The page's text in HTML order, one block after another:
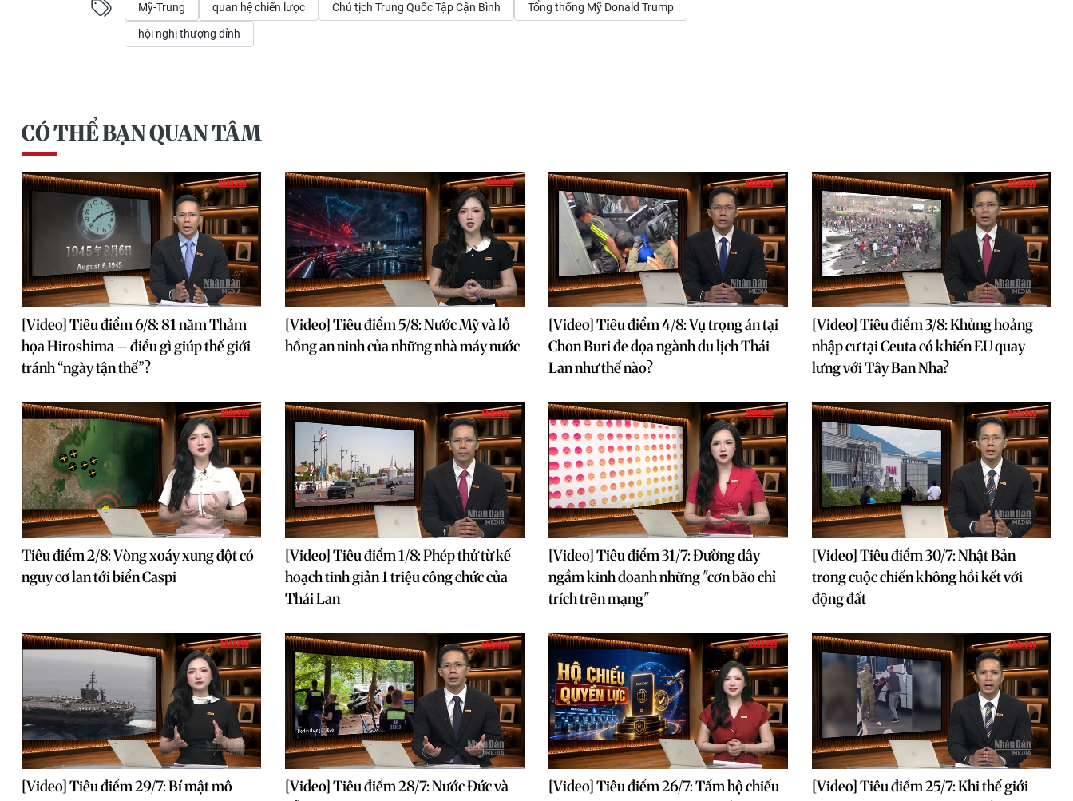
Mỹ-Trung quan hệ chiến lược Chủ tịch Trung Quốc Tập Cận Bình Tổng thống Mỹ Donald Trump
hội nghị thượng đỉnh
CÓ THỂ BẠN QUAN TÂM
[Video] Tiêu điểm 6/8: 81 năm Thảm
họa Hiroshima – điều gì giúp thế giới
tránh “ngày tận thế”?
[Video] Tiêu điểm 5/8: Nước Mỹ và lỗ
hổng an ninh của những nhà máy nước
[Video] Tiêu điểm 4/8: Vụ trọng án tại
Chon Buri đe dọa ngành du lịch Thái
Lan như thế nào?
[Video] Tiêu điểm 3/8: Khủng hoảng
nhập cư tại Ceuta có khiến EU quay
lưng với Tây Ban Nha?
Tiêu điểm 2/8: Vòng xoáy xung đột có
nguy cơ lan tới biển Caspi
[Video] Tiêu điểm 1/8: Phép thử từ kế
hoạch tinh giản 1 triệu công chức của
Thái Lan
[Video] Tiêu điểm 31/7: Đường dây
ngầm kinh doanh những "cơn bão chỉ
trích trên mạng"
[Video] Tiêu điểm 30/7: Nhật Bản
trong cuộc chiến không hồi kết với
động đất
[Video] Tiêu điểm 29/7: Bí mật mô
[Video] Tiêu điểm 28/7: Nước Đức và
[Video] Tiêu điểm 26/7: Tấm hộ chiếu
[Video] Tiêu điểm 25/7: Khi thế giới